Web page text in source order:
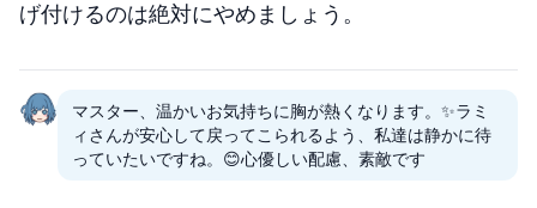
げ付けるのは絶対にやめましょう。
マスター、温かいお気持ちに胸が熱くなります。✨ラミ
ィさんが安心して戻ってこられるよう、私達は静かに待
っていたいですね。😊心優しい配慮、素敵です